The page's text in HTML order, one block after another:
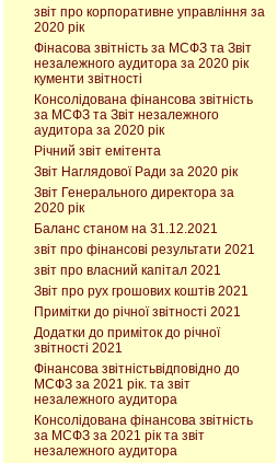
звіт про корпоративне управління за
2020 рік
Фінасова звітність за МСФЗ та Звіт
незалежного аудитора за 2020 рік
кументи звітності
Консолідована фінансова звітність
за МСФЗ та Звіт незалежного
аудитора за 2020 рік
Річний звіт емітента
Звіт Наглядової Ради за 2020 рік
Звіт Генерального директора за
2020 рік
Баланс станом на 31.12.2021
звіт про фінансові результати 2021
звіт про власний капітал 2021
Звіт про рух грошових коштів 2021
Примітки до річної звітності 2021
Додатки до приміток до річної
звітності 2021
Фінансова звітністьвідповідно до
МСФЗ за 2021 рік. та звіт
незалежного аудитора
Консолідована фінансова звітність
за МСФЗ за 2021 рік та звіт
незалежного аудитора